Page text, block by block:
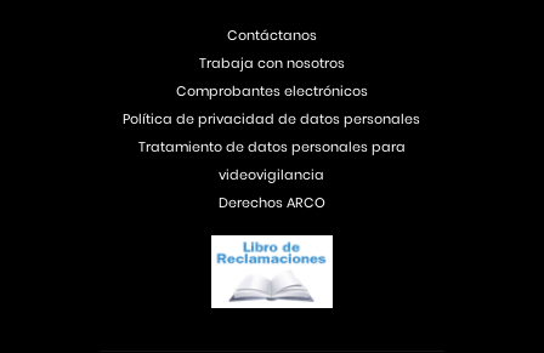
Contáctanos
Trabaja con nosotros
Comprobantes electrónicos
Política de privacidad de datos personales
Tratamiento de datos personales para
videovigilancia
Derechos ARCO